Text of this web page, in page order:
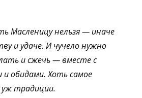
Масленицу нельзя — иначе
и удаче. И чучело нужно
и сжечь — вместе с
обидами. Хоть самое
уж традиции.